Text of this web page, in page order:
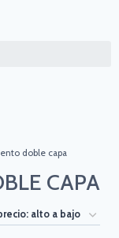
doble capa
CAPA